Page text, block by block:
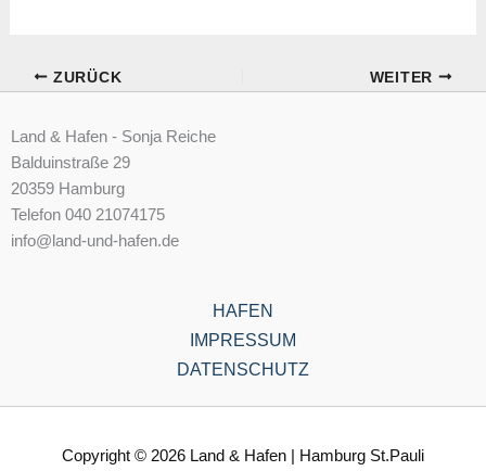
ZURÜCK WEITER
Land & Hafen - Sonja Reiche
Balduinstraße 29
20359 Hamburg
Telefon 040 21074175
info@land-und-hafen.de
HAFEN
IMPRESSUM
DATENSCHUTZ
Copyright © 2026 Land & Hafen | Hamburg St.Pauli